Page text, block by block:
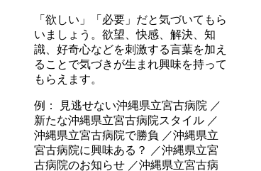
「欲しい」「必要」だと気づいてもら
いましょう。欲望、快感、解決、知
識、好奇心などを刺激する言葉を加え
ることで気づきが生まれ興味を持って
もらえます。
例： 見逃せない沖縄県立宮古病院 ／
新たな沖縄県立宮古病院スタイル ／
沖縄県立宮古病院で勝負 ／沖縄県立
宮古病院に興味ある？ ／沖縄県立宮
古病院のお知らせ ／沖縄県立宮古病